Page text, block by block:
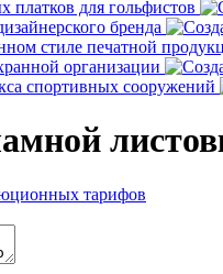
тарифов